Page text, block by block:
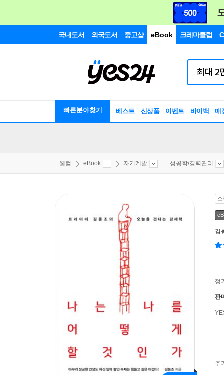
국내도서 외국도서 중고샵 eBook 크레마클럽
빠른분야찾기 베스트 신상품 이벤트 바이백 매
웰컴 eBook 자기계발 성공학/경력관리
김
정
판
추